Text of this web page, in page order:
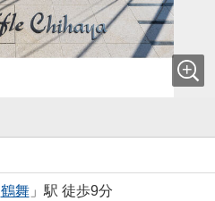
鶴舞」駅 徒歩9分